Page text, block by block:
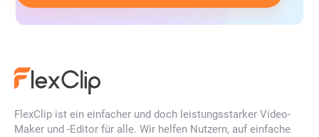
FlexClip ist ein einfacher und doch leistungsstarker Video-
Maker und -Editor für alle. Wir helfen Nutzern, auf einfache